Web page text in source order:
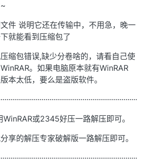
件 说明它还在传输中，不用急，晚一
就能看到压缩包了
缩包错误,缺少分卷啥的，请看自己使
。如果电脑原本就有WinRAR
本太低，要么是盗版软件。
或2345好压一路解压即可。
享的解压专家破解版一路解压即可。